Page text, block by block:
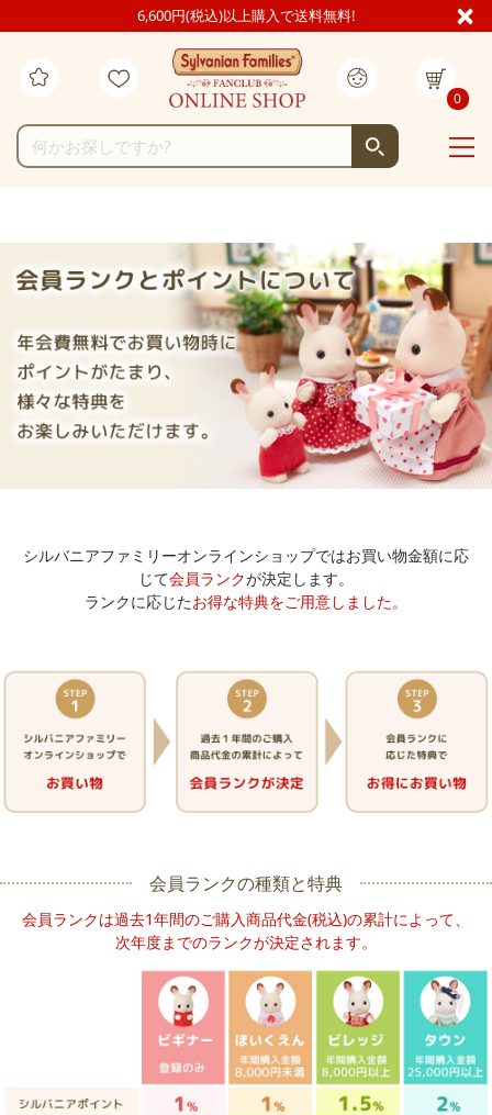
6,600円(税込)以上購入で送料無料!
0
シルバニアファミリーオンラインショップではお買い物金額に応
じて会員ランクが決定します。
ランクに応じたお得な特典をご用意しました。
会員ランクの種類と特典
会員ランクは過去1年間のご購入商品代金(税込)の累計によって、
次年度までのランクが決定されます。